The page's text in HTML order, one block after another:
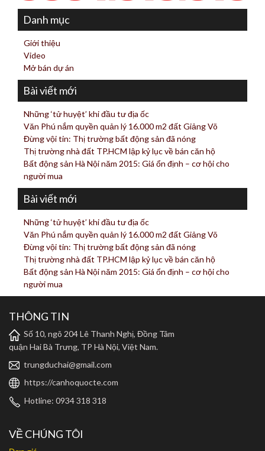
Danh mục
Giới thiệu
Video
Mở bán dự án
Bài viết mới
Những ‘tử huyệt’ khi đầu tư địa ốc
Văn Phú nắm quyền quản lý 16.000 m2 đất Giảng Võ
Đừng vội tin: Thị trường bất động sản đã nóng
Thị trường nhà đất TP.HCM lập kỷ lục về bán căn hộ
Bất động sản Hà Nội năm 2015: Giá ổn định – cơ hội cho
người mua
Bài viết mới
Những ‘tử huyệt’ khi đầu tư địa ốc
Văn Phú nắm quyền quản lý 16.000 m2 đất Giảng Võ
Đừng vội tin: Thị trường bất động sản đã nóng
Thị trường nhà đất TP.HCM lập kỷ lục về bán căn hộ
Bất động sản Hà Nội năm 2015: Giá ổn định – cơ hội cho
người mua
THÔNG TIN
Số 10, ngõ 204 Lê Thanh Nghị, Đồng Tâm
quận Hai Bà Trưng, TP Hà Nội, Việt Nam.
trungduchai@gmail.com
https://canhoquocte.com
Hotline: 0934 318 318
VỀ CHÚNG TÔI